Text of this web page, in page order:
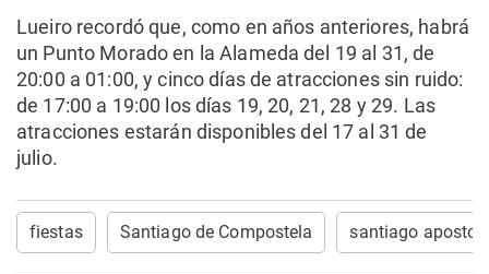
Lueiro recordó que, como en años anteriores, habrá
un Punto Morado en la Alameda del 19 al 31, de
20:00 a 01:00, y cinco días de atracciones sin ruido:
de 17:00 a 19:00 los días 19, 20, 21, 28 y 29. Las
atracciones estarán disponibles del 17 al 31 de
julio.
fiestas Santiago de Compostela santiago apostol